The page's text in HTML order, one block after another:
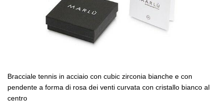
Bracciale tennis in acciaio con cubic zirconia bianche e con
pendente a forma di rosa dei venti curvata con cristallo bianco al
centro